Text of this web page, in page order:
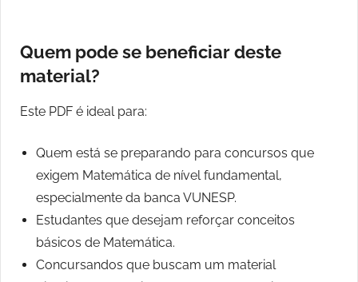
Quem pode se beneficiar deste
material?
Este PDF é ideal para:
Quem está se preparando para concursos que
exigem Matemática de nível fundamental,
especialmente da banca VUNESP.
Estudantes que desejam reforçar conceitos
básicos de Matemática.
Concursandos que buscam um material